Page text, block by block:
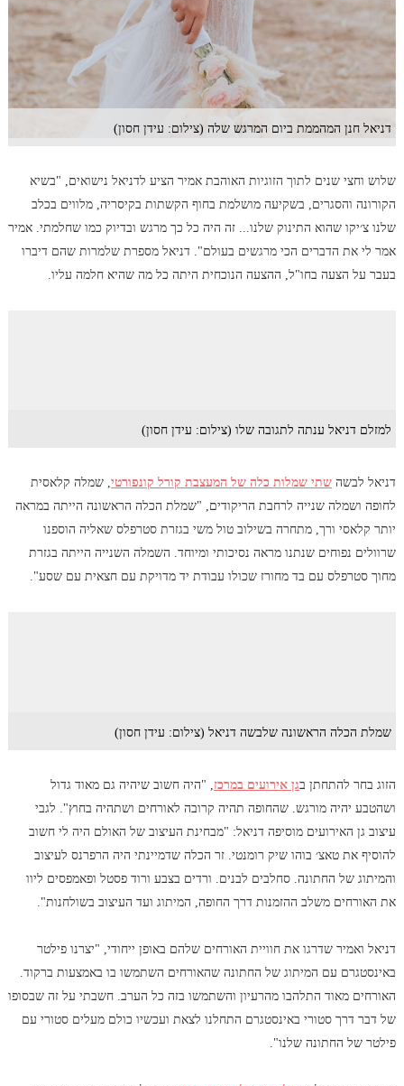
דניאל חנן המהממת ביום המרגש שלה (צילום: עידן חסון)
שלוש וחצי שנים לתוך הזוגיות האוהבת אמיר הציע לדניאל נישואים, "בשיא
הקורונה והסגרים, בשקיעה מושלמת בחוף הקשתות בקיסריה, מלווים בכלב
שלנו צ׳יקו שהוא התינוק שלנו... זה היה כל כך מרגש ובדיוק כמו שחלמתי. אמיר
אמר לי את הדברים הכי מרגשים בעולם". דניאל מספרת שלמרות שהם דיברו
בעבר על הצעה בחו"ל, ההצעה הנוכחית היתה כל מה שהיא חלמה עליו.
למזלם דניאל ענתה לתגובה שלו (צילום: עידן חסון)
דניאל לבשה שתי שמלות כלה של המעצבת קורל קונפורטי, שמלה קלאסית
לחופה ושמלה שנייה לרחבת הריקודים, "שמלת הכלה הראשונה הייתה במראה
יותר קלאסי ורך, מתחרה בשילוב טול משי בגזרת סטרפלס שאליה הוספנו
שרוולים נפוחים שנתנו מראה נסיכותי ומיוחד. השמלה השנייה הייתה בגזרת
מחוך סטרפלס עם בד מחורז שכולו עבודת יד מדויקת עם חצאית עם שסע".
שמלת הכלה הראשונה שלבשה דניאל (צילום: עידן חסון)
הזוג בחר להתחתן בגן אירועים במרכז, "היה חשוב שיהיה גם מאוד גדול
ושהטבע יהיה מורגש. שהחופה תהיה קרובה לאורחים ושתהיה בחוץ". לגבי
עיצוב גן האירועים מוסיפה דניאל: "מבחינת העיצוב של האולם היה לי חשוב
להוסיף את טאצ׳ בוהו שיק רומנטי. זר הכלה שדמיינתי היה הרפרנס לעיצוב
והמיתוג של החתונה. סחלבים לבנים. ורדים בצבע ורוד פסטל ופאמפסים ליוו
את האורחים משלב ההזמנות דרך החופה, המיתוג ועד העיצוב בשולחנות".
דניאל ואמיר שדרגו את חוויית האורחים שלהם באופן ייחודי, "יצרנו פילטר
באינסטגרם עם המיתוג של החתונה שהאורחים השתמשו בו באמצעות ברקוד.
האורחים מאוד התלהבו מהרעיון והשתמשו בזה כל הערב. חשבתי על זה שבסופו
של דבר דרך סטורי באינסטגרם התחלנו לצאת ועכשיו כולם מעלים סטורי עם
פילטר של החתונה שלנו".